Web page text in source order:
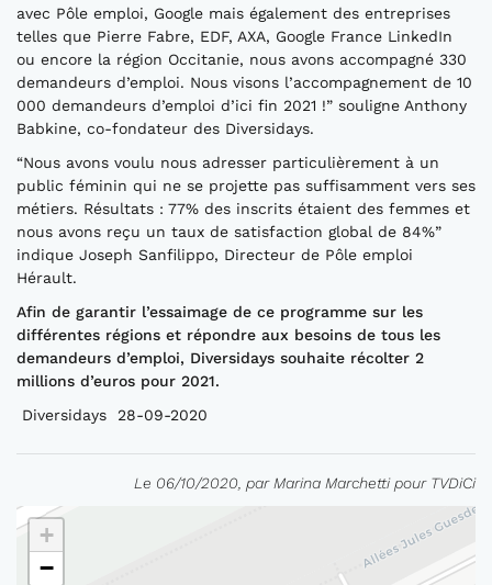
avec Pôle emploi, Google mais également des entreprises
telles que Pierre Fabre, EDF, AXA, Google France LinkedIn
ou encore la région Occitanie, nous avons accompagné 330
demandeurs d’emploi. Nous visons l’accompagnement de 10
000 demandeurs d’emploi d’ici fin 2021 !” souligne Anthony
Babkine, co-fondateur des Diversidays.
“Nous avons voulu nous adresser particulièrement à un
public féminin qui ne se projette pas suffisamment vers ses
métiers. Résultats : 77% des inscrits étaient des femmes et
nous avons reçu un taux de satisfaction global de 84%”
indique Joseph Sanfilippo, Directeur de Pôle emploi
Hérault.
Afin de garantir l’essaimage de ce programme sur les
différentes régions et répondre aux besoins de tous les
demandeurs d’emploi, Diversidays souhaite récolter 2
millions d’euros pour 2021.
Diversidays 28-09-2020
Le 06/10/2020, par Marina Marchetti pour TVDiCi
+
−